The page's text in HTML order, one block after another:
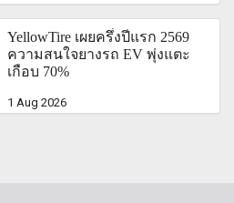
YellowTire เผยครึ่งปีแรก 2569
ความสนใจยางรถ EV พุ่งแตะ
เกือบ 70%
1 Aug 2026